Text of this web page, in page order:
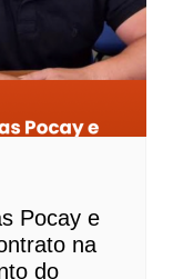
Pocay e
na
do